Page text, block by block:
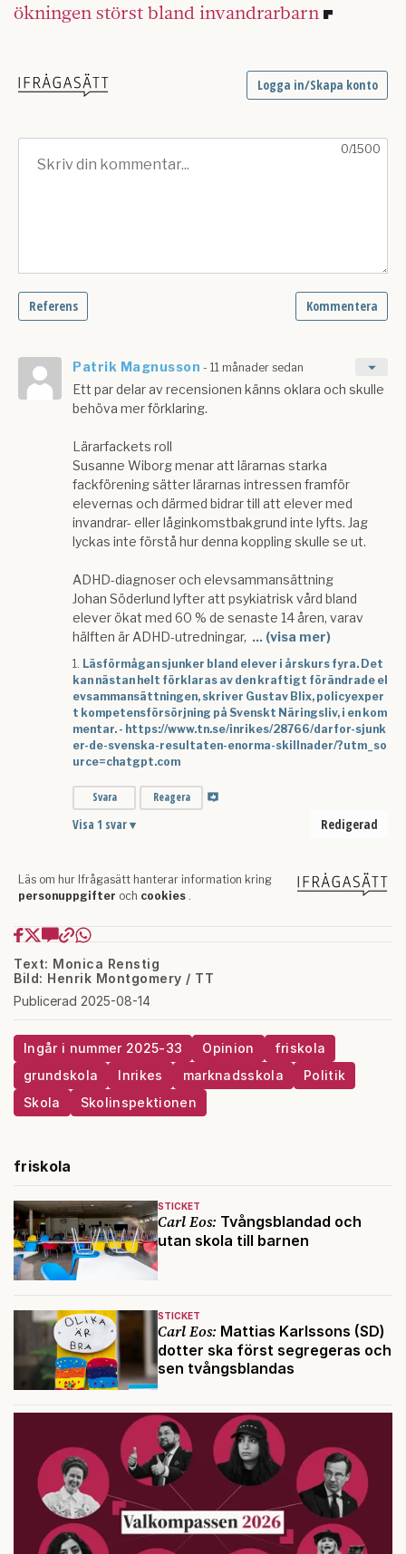
ökningen störst bland invandrarbarn
Text: Monica Renstig
Bild: Henrik Montgomery / TT
Publicerad 2025-08-14
Ingår i nummer 2025-33 Opinion
friskola
grundskola
Inrikes marknadsskola
Politik
Skola
Skolinspektionen
friskola
STICKET
Carl Eos: Tvångsblandad och
utan skola till barnen
STICKET
Carl Eos: Mattias Karlssons (SD)
dotter ska först segregeras och
sen tvångsblandas